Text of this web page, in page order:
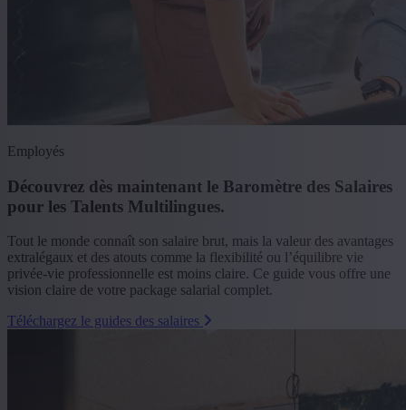
Employés
Découvrez dès maintenant le Baromètre des Salaires
pour les Talents Multilingues.
Tout le monde connaît son salaire brut, mais la valeur des avantages
extralégaux et des atouts comme la flexibilité ou l’équilibre vie
privée-vie professionnelle est moins claire. Ce guide vous offre une
vision claire de votre package salarial complet.
Téléchargez le guides des salaires